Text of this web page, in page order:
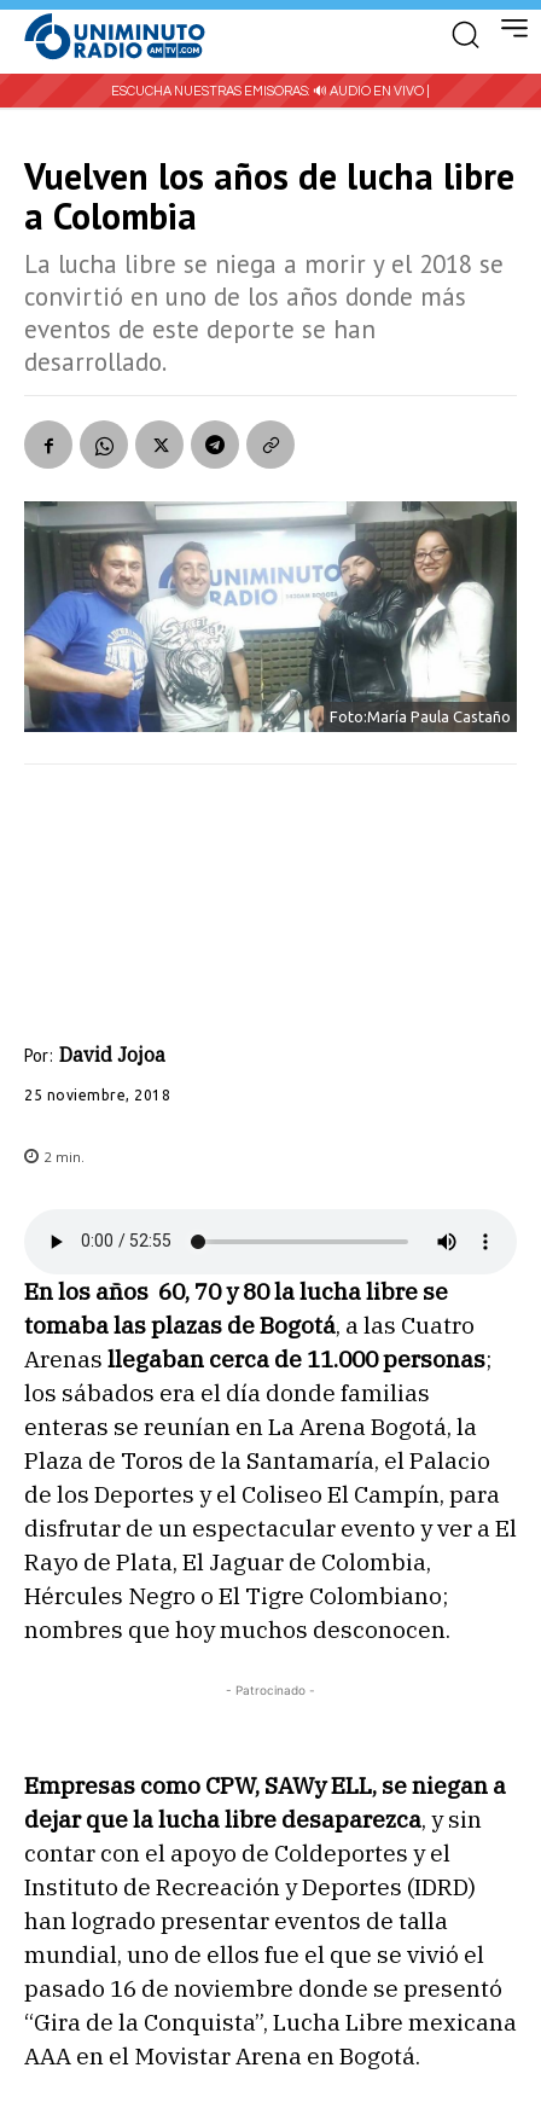
ESCUCHA NUESTRAS EMISORAS: 🔊 AUDIO EN VIVO |
Vuelven los años de lucha libre
a Colombia
La lucha libre se niega a morir y el 2018 se
convirtió en uno de los años donde más
eventos de este deporte se han
desarrollado.
Foto:María Paula Castaño
Por: David Jojoa
25 noviembre, 2018
2 min.
En los años 60, 70 y 80 la lucha libre se
tomaba las plazas de Bogotá, a las Cuatro
Arenas llegaban cerca de 11.000 personas;
los sábados era el día donde familias
enteras se reunían en La Arena Bogotá, la
Plaza de Toros de la Santamaría, el Palacio
de los Deportes y el Coliseo El Campín, para
disfrutar de un espectacular evento y ver a El
Rayo de Plata, El Jaguar de Colombia,
Hércules Negro o El Tigre Colombiano;
nombres que hoy muchos desconocen.
- Patrocinado -
Empresas como CPW, SAWy ELL, se niegan a
dejar que la lucha libre desaparezca, y sin
contar con el apoyo de Coldeportes y el
Instituto de Recreación y Deportes (IDRD)
han logrado presentar eventos de talla
mundial, uno de ellos fue el que se vivió el
pasado 16 de noviembre donde se presentó
“Gira de la Conquista”, Lucha Libre mexicana
AAA en el Movistar Arena en Bogotá.